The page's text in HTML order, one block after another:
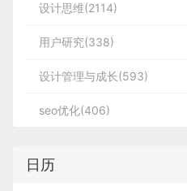
设计思维(2114)
用户研究(338)
设计管理与成长(593)
seo优化(406)
日历